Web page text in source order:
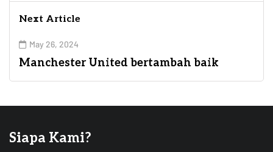
Next Article
May 26, 2024
Manchester United bertambah baik
Siapa Kami?